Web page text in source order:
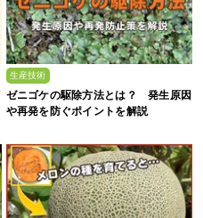
生産技術
ゼニゴケの駆除方法とは？ 発生原因
や再発を防ぐポイントを解説